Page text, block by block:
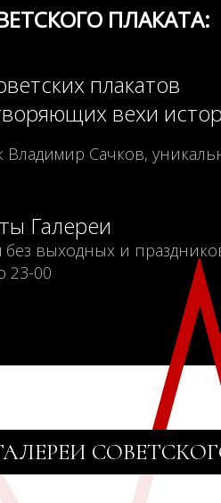
ПЛАКАТА:
плакатов
вехи
Владимир Сачков,
Галереи
без выходных и
23-00